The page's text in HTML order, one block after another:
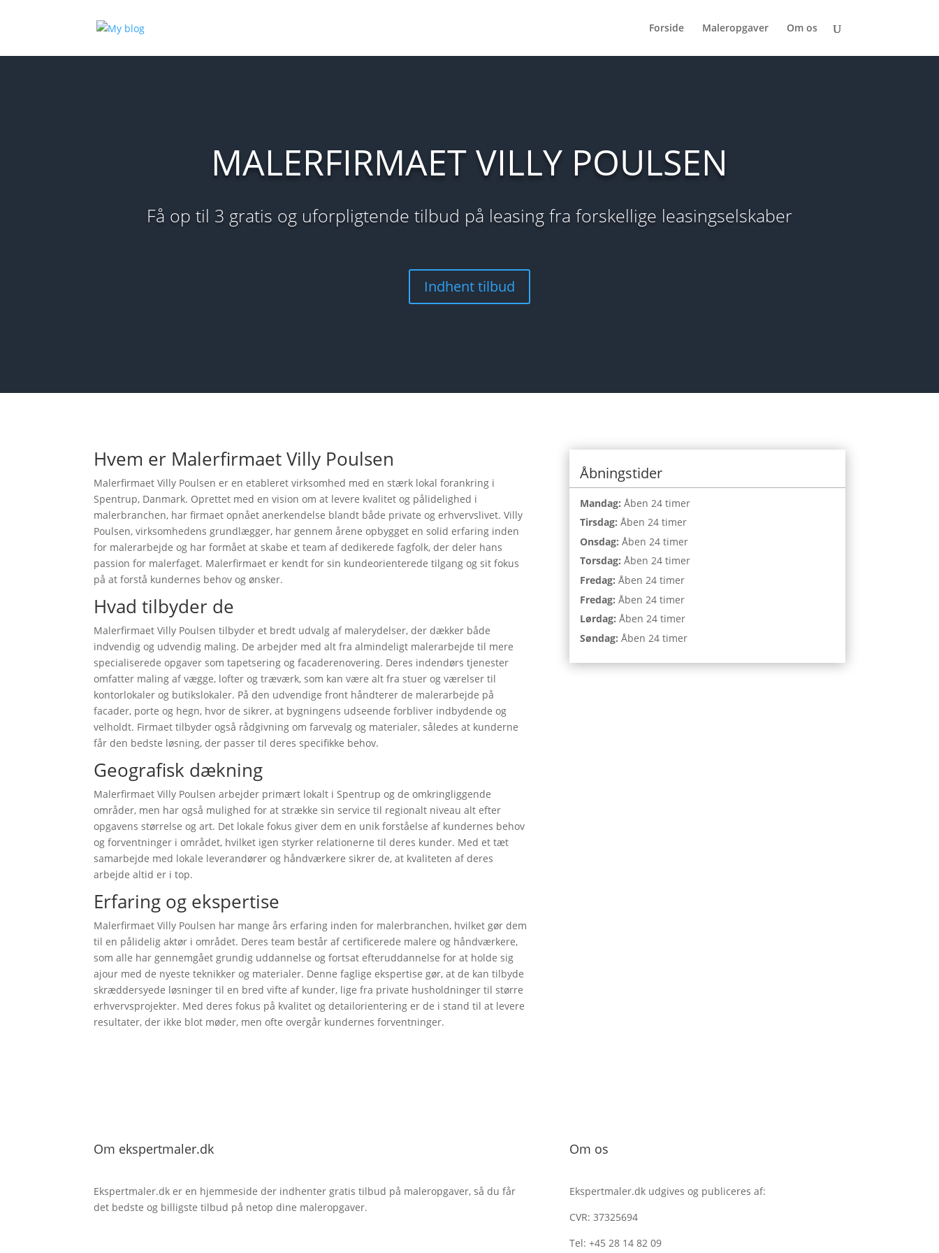
Forside Maleropgaver Om os
MALERFIRMAET VILLY POULSEN
Få op til 3 gratis og uforpligtende tilbud på leasing fra forskellige leasingselskaber
Indhent tilbud
Hvem er Malerfirmaet Villy Poulsen
Malerfirmaet Villy Poulsen er en etableret virksomhed med en stærk lokal forankring i
Spentrup, Danmark. Oprettet med en vision om at levere kvalitet og pålidelighed i
malerbranchen, har firmaet opnået anerkendelse blandt både private og erhvervslivet. Villy
Poulsen, virksomhedens grundlægger, har gennem årene opbygget en solid erfaring inden
for malerarbejde og har formået at skabe et team af dedikerede fagfolk, der deler hans
passion for malerfaget. Malerfirmaet er kendt for sin kundeorienterede tilgang og sit fokus
på at forstå kundernes behov og ønsker.
Hvad tilbyder de
Malerfirmaet Villy Poulsen tilbyder et bredt udvalg af malerydelser, der dækker både
indvendig og udvendig maling. De arbejder med alt fra almindeligt malerarbejde til mere
specialiserede opgaver som tapetsering og facaderenovering. Deres indendørs tjenester
omfatter maling af vægge, lofter og træværk, som kan være alt fra stuer og værelser til
kontorlokaler og butikslokaler. På den udvendige front håndterer de malerarbejde på
facader, porte og hegn, hvor de sikrer, at bygningens udseende forbliver indbydende og
velholdt. Firmaet tilbyder også rådgivning om farvevalg og materialer, således at kunderne
får den bedste løsning, der passer til deres specifikke behov.
Geografisk dækning
Malerfirmaet Villy Poulsen arbejder primært lokalt i Spentrup og de omkringliggende
områder, men har også mulighed for at strække sin service til regionalt niveau alt efter
opgavens størrelse og art. Det lokale fokus giver dem en unik forståelse af kundernes behov
og forventninger i området, hvilket igen styrker relationerne til deres kunder. Med et tæt
samarbejde med lokale leverandører og håndværkere sikrer de, at kvaliteten af deres
arbejde altid er i top.
Erfaring og ekspertise
Malerfirmaet Villy Poulsen har mange års erfaring inden for malerbranchen, hvilket gør dem
til en pålidelig aktør i området. Deres team består af certificerede malere og håndværkere,
som alle har gennemgået grundig uddannelse og fortsat efteruddannelse for at holde sig
ajour med de nyeste teknikker og materialer. Denne faglige ekspertise gør, at de kan tilbyde
skræddersyede løsninger til en bred vifte af kunder, lige fra private husholdninger til større
erhvervsprojekter. Med deres fokus på kvalitet og detailorientering er de i stand til at levere
resultater, der ikke blot møder, men ofte overgår kundernes forventninger.
Åbningstider
Mandag: Åben 24 timer
Tirsdag: Åben 24 timer
Onsdag: Åben 24 timer
Torsdag: Åben 24 timer
Fredag: Åben 24 timer
Fredag: Åben 24 timer
Lørdag: Åben 24 timer
Søndag: Åben 24 timer
Om ekspertmaler.dk
Ekspertmaler.dk er en hjemmeside der indhenter gratis tilbud på maleropgaver, så du får
det bedste og billigste tilbud på netop dine maleropgaver.
Om os
Ekspertmaler.dk udgives og publiceres af:
CVR: 37325694
Tel: +45 28 14 82 09